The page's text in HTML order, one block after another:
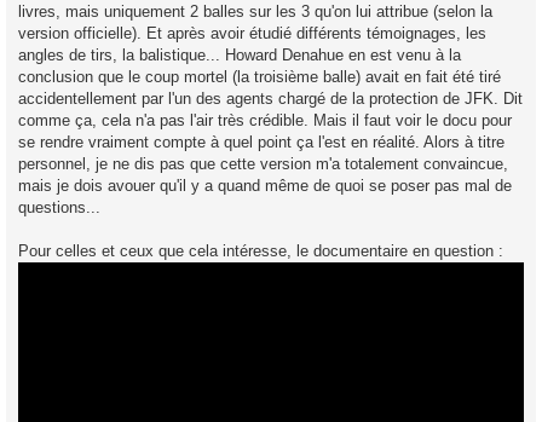
livres, mais uniquement 2 balles sur les 3 qu'on lui attribue (selon la
version officielle). Et après avoir étudié différents témoignages, les
angles de tirs, la balistique... Howard Denahue en est venu à la
conclusion que le coup mortel (la troisième balle) avait en fait été tiré
accidentellement par l'un des agents chargé de la protection de JFK. Dit
comme ça, cela n'a pas l'air très crédible. Mais il faut voir le docu pour
se rendre vraiment compte à quel point ça l'est en réalité. Alors à titre
personnel, je ne dis pas que cette version m'a totalement convaincue,
mais je dois avouer qu'il y a quand même de quoi se poser pas mal de
questions...
Pour celles et ceux que cela intéresse, le documentaire en question :